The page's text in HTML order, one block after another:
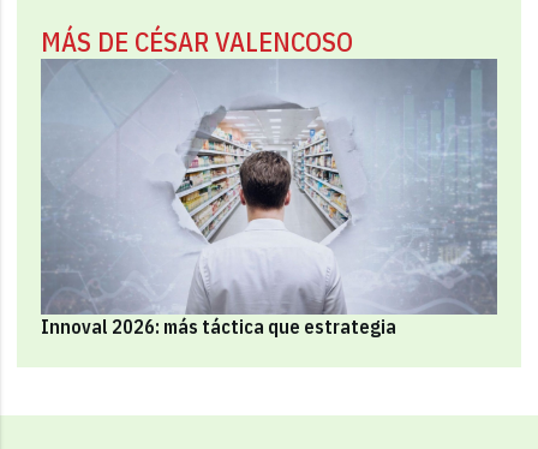
MÁS DE CÉSAR VALENCOSO
Innoval 2026: más táctica que estrategia